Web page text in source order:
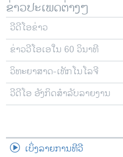
ພາສາອັງກິດ
ວີດີໂອ
ສຽງ
ລາຍການກະຈາຍສຽງ
ລາຍງານ
ຕິດຕາມພວກເຮົາ ທີ່
ຂ່າວປະເພດຕ່າງໆ
ວີດີໂອຂ່າວ
ຂ່າວວີໂອເອໃນ 60 ວິນາທີ
ວິທະຍາສາດ-ເທັກໂນໂລຈີ
ວີດີໂອ ອັງກິດສຳລັບລາຍງານ
ເບິ່ງລາຍການທີວີ